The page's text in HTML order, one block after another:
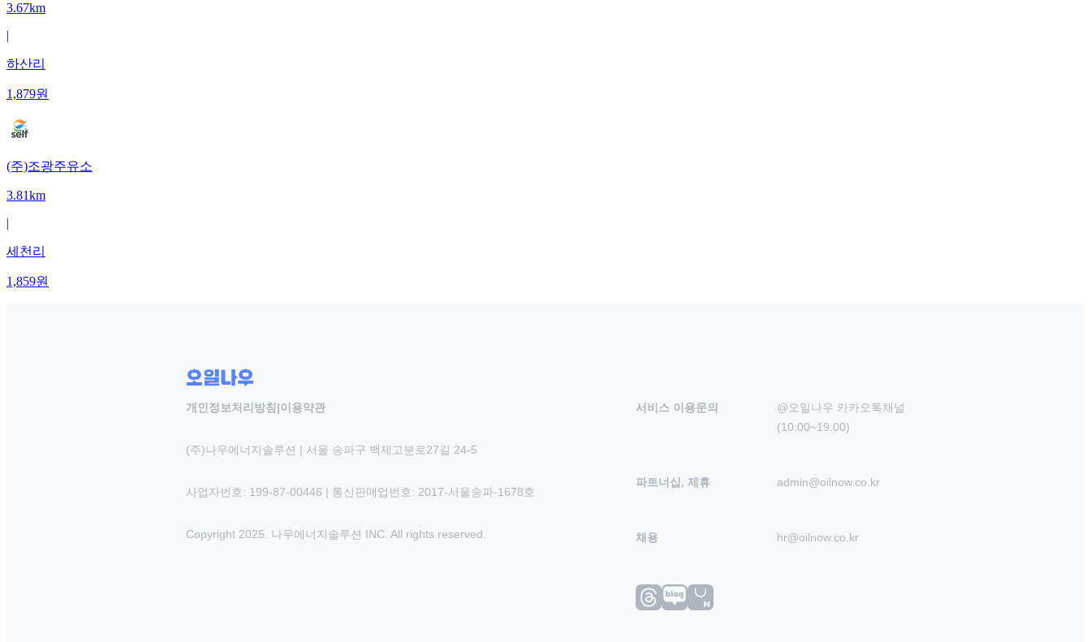
3.67km
|
하산리
1,879원
(주)조광주유소
3.81km
|
세천리
1,859원
개인정보처리방침 |이용약관
(주)나우에너지솔루션 | 서울 송파구 백제고분로27길 24-5
사업자번호: 199-87-00446 | 통신판매업번호: 2017-서울송파-1678호
Copyright 2025. 나우에너지솔루션 INC. All rights reserved.
서비스 이용문의
@오일나우 카카오톡채널
(10:00~19:00)
파트너십, 제휴 admin@oilnow.co.kr
채용 hr@oilnow.co.kr